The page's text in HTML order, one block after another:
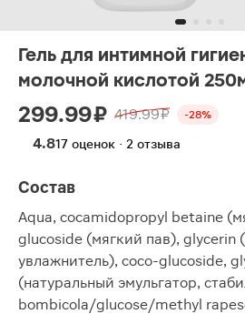
Гель для интимной
молочной кислотой
299.99 ₽ 419.99 ₽ -28%
4.817 оценок · 2 отзыва
Состав
Aqua, cocamidopropyl betaine
glucoside (мягкий пав), glycerin
увлажнитель), coco-glucoside,
(натуральный эмульгатор,
bombicola/glucose/methyl